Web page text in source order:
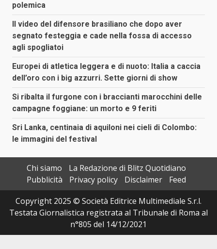
polemica
Il video del difensore brasiliano che dopo aver
segnato festeggia e cade nella fossa di accesso
agli spogliatoi
Europei di atletica leggera e di nuoto: Italia a caccia
dell’oro con i big azzurri. Sette giorni di show
Si ribalta il furgone con i braccianti marocchini delle
campagne foggiane: un morto e 9 feriti
Sri Lanka, centinaia di aquiloni nei cieli di Colombo:
le immagini del festival
Chi siamo
La Redazione di Blitz Quotidiano
Pubblicità
Privacy policy Disclaimer
Feed
Copyright 2025 © Società Editrice Multimediale S.r.l.
Testata Giornalistica registrata al Tribunale di Roma al
n°805 del 14/12/2021